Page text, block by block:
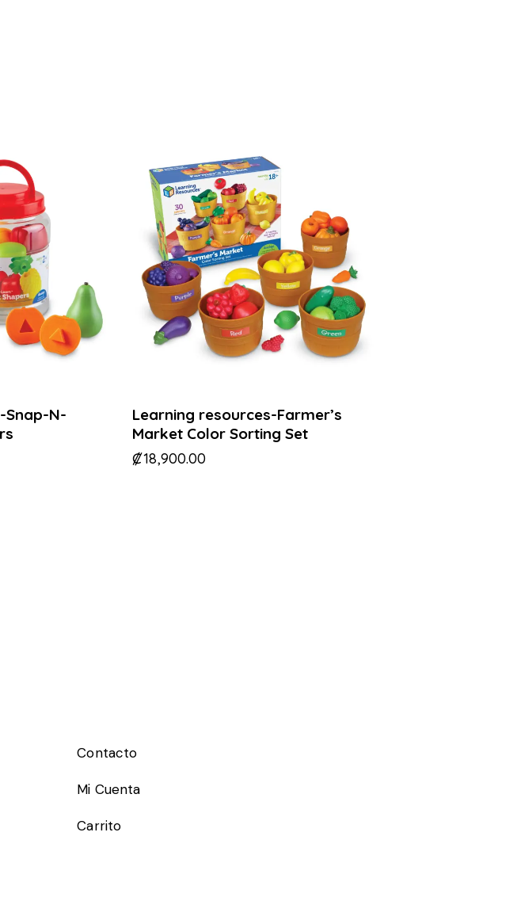
Snap-N-
Learning resources-Farmer’s
Market Color Sorting Set
₡18,900.00
Contacto
Mi Cuenta
Carrito